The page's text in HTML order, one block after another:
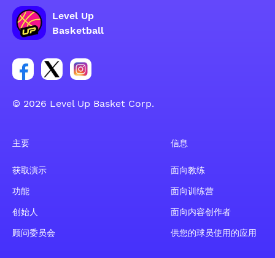
Level Up
Basketball
Facebook 账户社交群组链接
Tweeter 账户社交群组链接
Instagram 账户社交群组链接
© 2026 Level Up Basket Corp.
主要
获取演示
功能
创始人
顾问委员会
信息
面向教练
面向训练营
面向内容创作者
供您的球员使用的应用